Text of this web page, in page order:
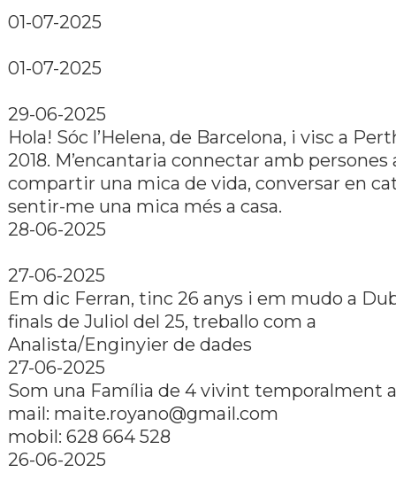
01-07-2025
01-07-2025
29-06-2025
Hola! Sóc l’Helena, de Barcelona, i visc a
2018. M’encantaria connectar amb
compartir una mica de vida, conversar en
sentir-me una mica més a casa.
28-06-2025
27-06-2025
Em dic Ferran, tinc 26 anys i em mudo a
finals de Juliol del 25, treballo com a
Analista/Enginyier de dades
27-06-2025
Som una Família de 4 vivint temporalment
mail: maite.royano@gmail.com
mobil: 628 664 528
26-06-2025